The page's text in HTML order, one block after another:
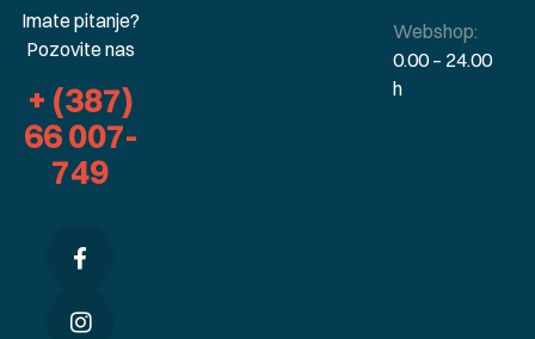
Imate pitanje?
Pozovite nas
+ (387)
66 007-
749
Webshop:
0.00 – 24.00
h